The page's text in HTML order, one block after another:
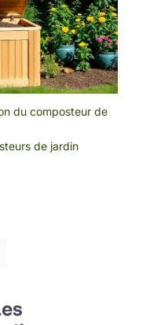
du composteur de
de jardin